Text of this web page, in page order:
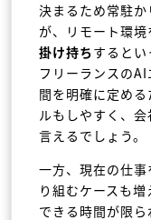
決まるため常駐
が、リモート環境
掛け持ちすると
フリーランスの
間を明確に定め
ルもしやすく、
言えるでしょう。
一方、現在の仕事
り組むケースも
できる時間が限